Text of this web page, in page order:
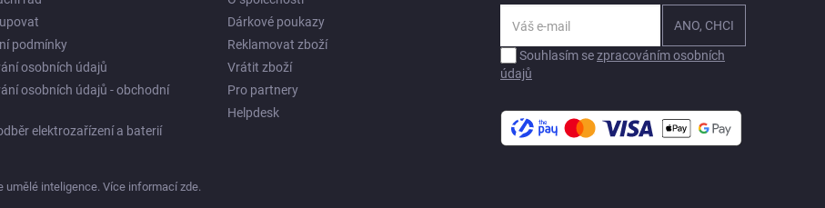
podmínky
osobních údajů
osobních údajů - obchodní
elektrozařízení a baterií
Dárkové poukazy
Reklamovat zboží
Vrátit zboží
Pro partnery
Helpdesk
Souhlasím sezpracováním osobních
údajů
umělé inteligence. Více informacízde.